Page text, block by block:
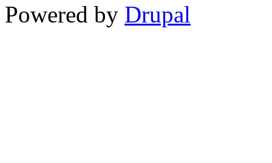
Powered by Drupal